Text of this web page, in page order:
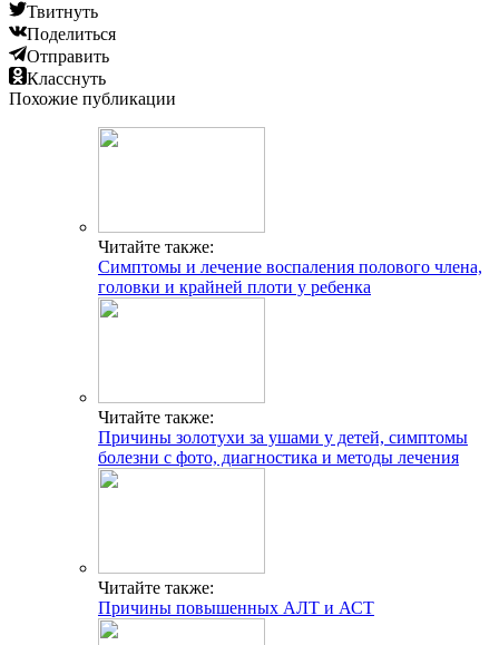
Твитнуть
Поделиться
Отправить
Класснуть
Похожие публикации
Читайте также:
Симптомы и лечение воспаления полового члена,
головки и крайней плоти у ребенка
Читайте также:
Причины золотухи за ушами у детей, симптомы
болезни с фото, диагностика и методы лечения
Читайте также:
Причины повышенных АЛТ и АСТ